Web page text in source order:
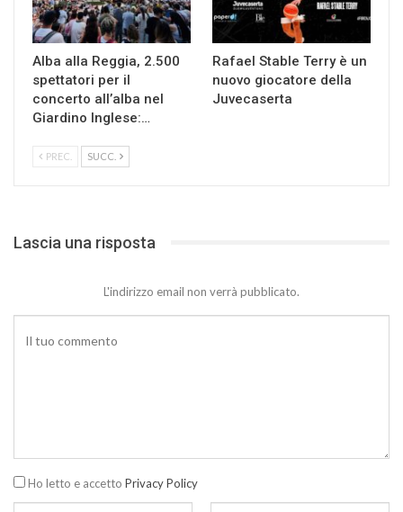
Alba alla Reggia, 2.500
spettatori per il
concerto all’alba nel
Giardino Inglese:…
Rafael Stable Terry è un
nuovo giocatore della
Juvecaserta
PREC. SUCC.
Lascia una risposta
L'indirizzo email non verrà pubblicato.
Ho letto e accetto Privacy Policy